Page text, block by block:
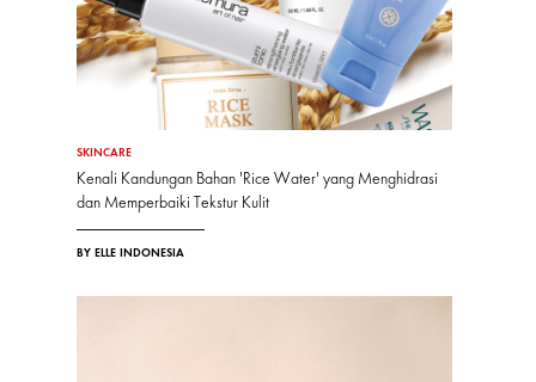
SKINCARE
Kenali Kandungan Bahan 'Rice Water' yang Menghidrasi
dan Memperbaiki Tekstur Kulit
BY ELLE INDONESIA